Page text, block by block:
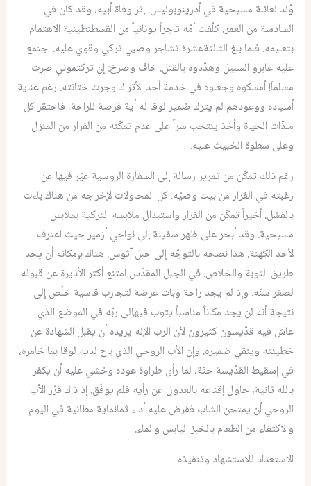
وُلد لعائلة مسيحية في أدرينوبوليس. إثر وفاة أبيه، وقد كان في
السادسة من العمر، كلّفت أمّه تاجراً يونانياً من القسطنطينية الاهتمام
بتعليمه. فلما بلغ الثالثةعشرة تشاجر وصبي تركي وقوي عليه. اجتمع
عليه عابرو السبيل وهدّدوه بالقتل. خاف وصرخ: إن تركتموني صرت
مسلماً! أمسكوه وجعلوه في خدمة أحد الأتراك وجرت ختانته. رغم عناية
أسياده ووعودهم لم يترك ضمير لوقا له أية فرصة للراحة، فاحتقر كل
ملذّات الحياة وأخذ ينتحب سراً على عدم تمكّنه من الفرار من المنزل
وعلى سطوة الخبيث عليه.
رغم ذلك تمكّن من تمرير رسالة إلى السفارة الروسية عيّر فيها عن
رغبته في الفرار من بيت وصيّه. كل المحاولات لإخراجه من هناك باءت
بالفشل. أخيراً تمكّن من الفرار واستبدال ملابسه التركية بملابس
مسيحية. وقد أبحر على ظهر سفينة إلى نواحي أزمير حيث اعترف
لأحد الكهنة. هذا نصحه بالتوجّه إلى جبل آثوس. هناك بإمكانه أن يجد
طريق التوبة والخلاص. في الجبل المقدّس امتنع أكثر الأديرة عن قبوله
لصغر سنّه. وإذ لم يجد راحة وبات عرضة لتجارب قاسية خلّص إلى
نتيجة أنه لن يجد مكاناً مناسباً يتوب فيهإلى ربّه في الموضع الذي
عاش فيه قدّيسون كثيرون لأن الرب الإله يريده أن يقبل الشهادة عن
خطيئته وينقي ضميره. وإن الأب الروحي الذي باح لديه لوقا بما خامره،
في إسقيط القدّيسة حنّة، لما رأى طراوة عوده وخشي عليه أن يكفر
بالله ثانية، حاول إقناعه بالعدول عن رأيه فلم يوفّق. إذ ذاك قرّر الأب
الروحي أن يمتحن الشاب ففرض عليه أداء ثمانماية مطانية في اليوم
والاكتفاء من الطعام بالخبز اليابس والماء.
الاستعداد للاستشهاد وتنفيذه